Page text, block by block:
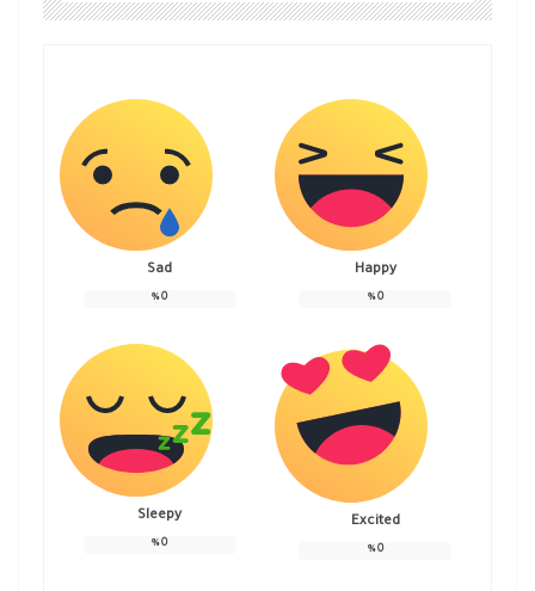
Happy
0
%
Sad
0
%
Excited
0
%
Sleepy
0
%